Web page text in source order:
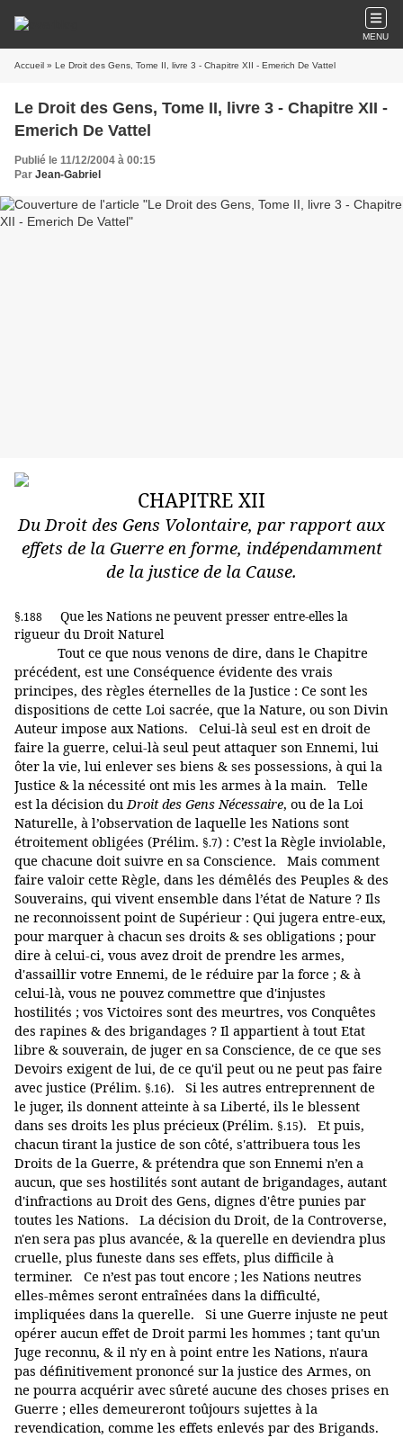
MENU
Accueil » Le Droit des Gens, Tome II, livre 3 - Chapitre XII - Emerich De Vattel
Le Droit des Gens, Tome II, livre 3 - Chapitre XII -
Emerich De Vattel
Publié le 11/12/2004 à 00:15
Par Jean-Gabriel
CHAPITRE XII
Du Droit des Gens Volontaire, par rapport aux
effets de la Guerre en forme, indépendamment
de la justice de la Cause.
§.188
Que les Nations ne peuvent presser entre-elles la
rigueur du Droit Naturel
Tout ce que nous venons de dire, dans le Chapitre
précédent, est une Conséquence évidente des vrais
principes, des règles éternelles de la Justice : Ce sont les
dispositions de cette Loi sacrée, que la Nature, ou son Divin
Auteur impose aux Nations. Celui-là seul est en droit de
faire la guerre, celui-là seul peut attaquer son Ennemi, lui
ôter la vie, lui enlever ses biens & ses possessions, à qui la
Justice & la nécessité ont mis les armes à la main. Telle
est la décision duDroit des Gens Nécessaire, ou de la Loi
Naturelle, à l’observation de laquelle les Nations sont
étroitement obligées (Prélim. §.7) : C’est la Règle inviolable,
que chacune doit suivre en sa Conscience. Mais comment
faire valoir cette Règle, dans les démêlés des Peuples & des
Souverains, qui vivent ensemble dans l’état de Nature ? Ils
ne reconnoissent point de Supérieur : Qui jugera entre-eux,
pour marquer à chacun ses droits & ses obligations ; pour
dire à celui-ci, vous avez droit de prendre les armes,
d'assaillir votre Ennemi, de le réduire par la force ; & à
celui-là, vous ne pouvez commettre que d'injustes
hostilités ; vos Victoires sont des meurtres, vos Conquêtes
des rapines & des brigandages ? Il appartient à tout Etat
libre & souverain, de juger en sa Conscience, de ce que ses
Devoirs exigent de lui, de ce qu'il peut ou ne peut pas faire
avec justice (Prélim. §.16). Si les autres entreprennent de
le juger, ils donnent atteinte à sa Liberté, ils le blessent
dans ses droits les plus précieux (Prélim. §.15). Et puis,
chacun tirant la justice de son côté, s'attribuera tous les
Droits de la Guerre, & prétendra que son Ennemi n’en a
aucun, que ses hostilités sont autant de brigandages, autant
d'infractions au Droit des Gens, dignes d'être punies par
toutes les Nations. La décision du Droit, de la Controverse,
n'en sera pas plus avancée, & la querelle en deviendra plus
cruelle, plus funeste dans ses effets, plus difficile à
terminer. Ce n’est pas tout encore ; les Nations neutres
elles-mêmes seront entraînées dans la difficulté,
impliquées dans la querelle. Si une Guerre injuste ne peut
opérer aucun effet de Droit parmi les hommes ; tant qu'un
Juge reconnu, & il n'y en à point entre les Nations, n'aura
pas définitivement prononcé sur la justice des Armes, on
ne pourra acquérir avec sûreté aucune des choses prises en
Guerre ; elles demeureront toûjours sujettes à la
revendication, comme les effets enlevés par des Brigands.